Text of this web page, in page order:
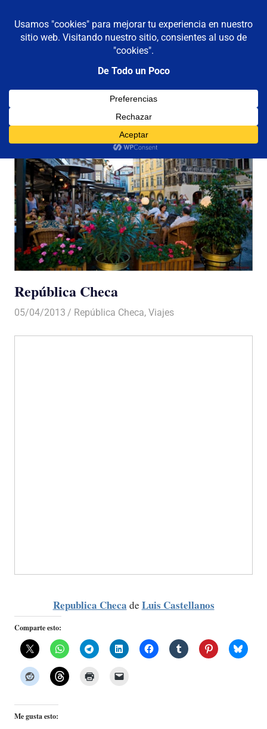
contenido
De todo un poco
Reflexiones,
Viajes
MENÚ
República Checa
05/04/2013 Luis Castellanos
República Checa,Viajes
Republica Checa de Luis Castellanos
Comparte esto:
Me gusta esto: